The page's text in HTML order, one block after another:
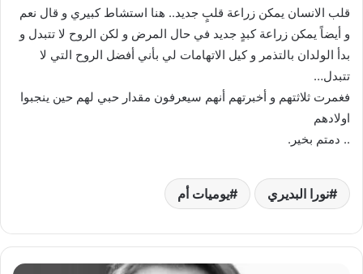
قلب الانسان يمكن زراعة قلبٍ جديد.. هنا استشاط كبيري و قال نعم
و أيضاً يمكن زراعة كبدٍ جديد في حال المرض و لكن الروح لا تتبدل و
بدأ الولدان بالتذمر و كيل الاتهامات لي بأني أفضل الروح التي لا
تتبدل…
فغمرت ثلاثتهم و أخبرتهم أنهم سيعرفون مقدار حبي لهم حين ينجبوا
اولادهم
.. دمتم بخير.
نورا البديري يوميات أم